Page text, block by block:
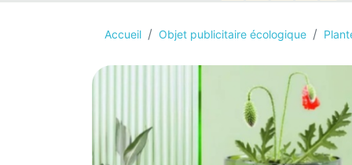
Accueil Objet publicitaire écologique